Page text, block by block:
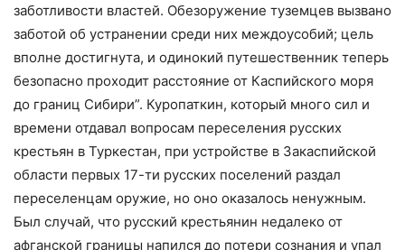
заботливости властей. Обезоружение туземцев вызвано
заботой об устранении среди них междоусобий; цель
вполне достигнута, и одинокий путешественник теперь
безопасно проходит расстояние от Каспийского моря
до границ Сибири”. Куропаткин, который много сил и
времени отдавал вопросам переселения русских
крестьян в Туркестан, при устройстве в Закаспийской
области первых 17-ти русских поселений раздал
переселенцам оружие, но оно оказалось ненужным.
Был случай, что русский крестьянин недалеко от
афганской границы напился до потери сознания и упал